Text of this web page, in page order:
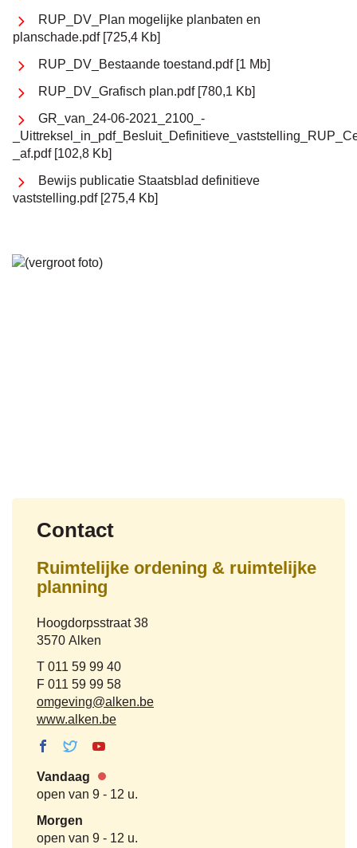
RUP_DV_Plan mogelijke planbaten en
planschade.pdf 725,4 Kb
RUP_DV_Bestaande toestand.pdf 1 Mb
RUP_DV_Grafisch plan.pdf 780,1 Kb
GR_van_24-06-2021_2100_-
_af.pdf 102,8 Kb
Bewijs publicatie Staatsblad definitieve
vaststelling.pdf 275,4 Kb
Contact
Ruimtelijke ordening & ruimtelijke
planning
Adres
Hoogdorpsstraat 38
,3570 Alken
Tel.011 59 99 40
Fax011 59 99 58
E-
mail
omgeving@alken.be
Website
www.alken.be
Facebook
ordening &
ruimtelijke
planning
Twitter
ordening &
ruimtelijke
planning
Youtube
ordening &
ruimtelijke
Vandaag
Nu
gesloten
open van 9 - 12 u.
Morgen
open van 9 - 12 u.